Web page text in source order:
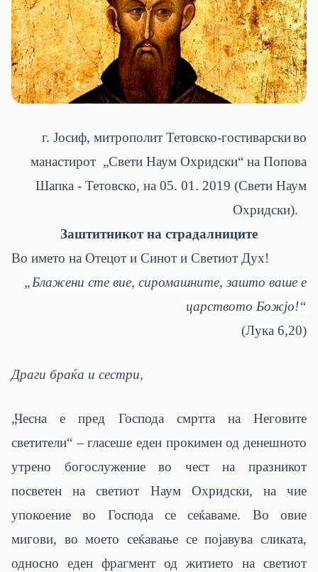
г. Јосиф, митрополит Тетовско-гостиварскиво
манастирот „Свети Наум Охридски“ на Попова
Шапка - Тетовско, на 05. 01. 2019 (Свети Наум
Охридски).
Заштитникот на страдалниците
Во името на Отецот и Синот и Светиот Дух!
„Блажени сте вие, сиромашните, зашто ваше е
царството Божјо!“
(Лука 6,20)
Драги браќа и сестри,
„Чесна е пред Господа смртта на Неговите
светители“ – гласеше еден прокимен од денешното
утрено богослужение во чест на празникот
посветен на светиот Наум Охридски, на чие
упокоение во Господа се сеќаваме. Во овие
мигови, во моето сеќавање се појавува сликата,
односно еден фрагмент од житието на светиот